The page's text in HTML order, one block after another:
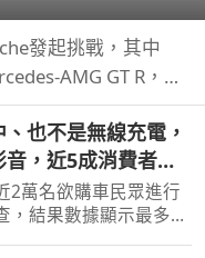
發起挑戰，其中
AMG GT R，
Cayenne Coupe
是賓士全軍覆沒。
也不是無線充電，
，近5成消費者想
加熱座椅
2萬名欲購車民眾進行
，結果數據顯示最多人
無線充電、串流功能，